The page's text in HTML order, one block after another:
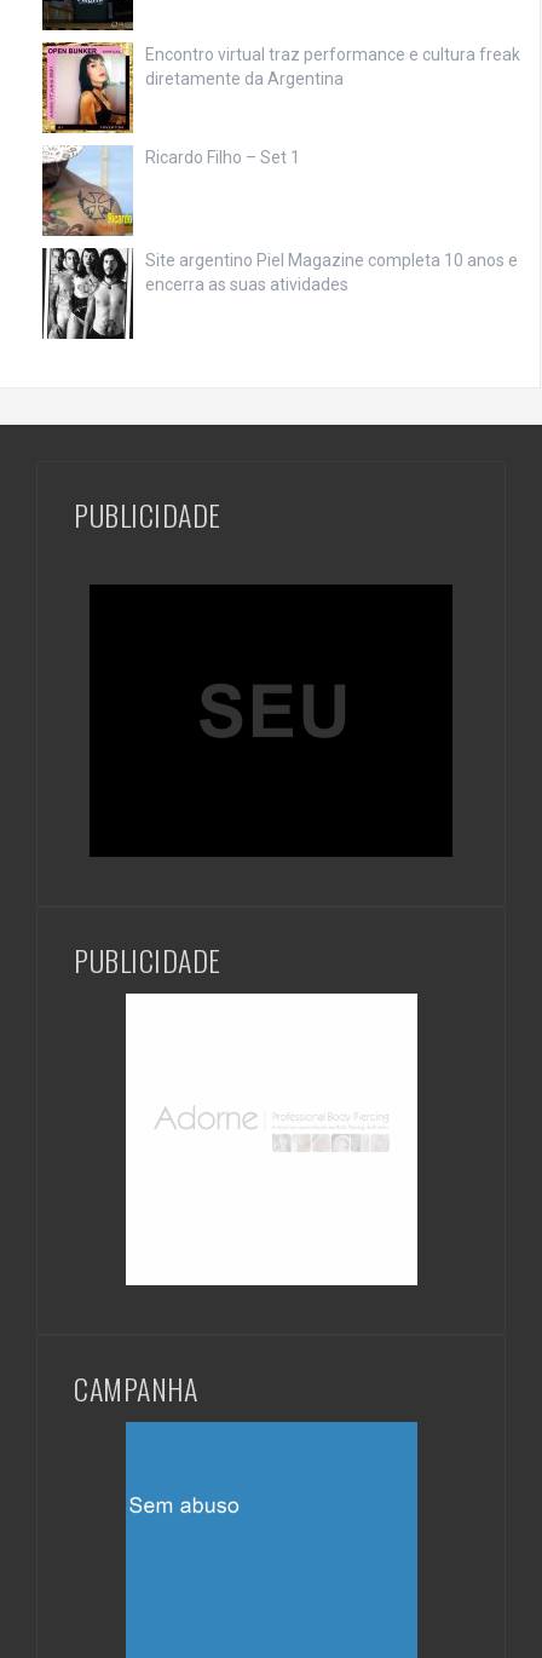
Encontro virtual traz performance e cultura freak
diretamente da Argentina
Ricardo Filho – Set 1
Site argentino Piel Magazine completa 10 anos e
encerra as suas atividades
PUBLICIDADE
PUBLICIDADE
CAMPANHA